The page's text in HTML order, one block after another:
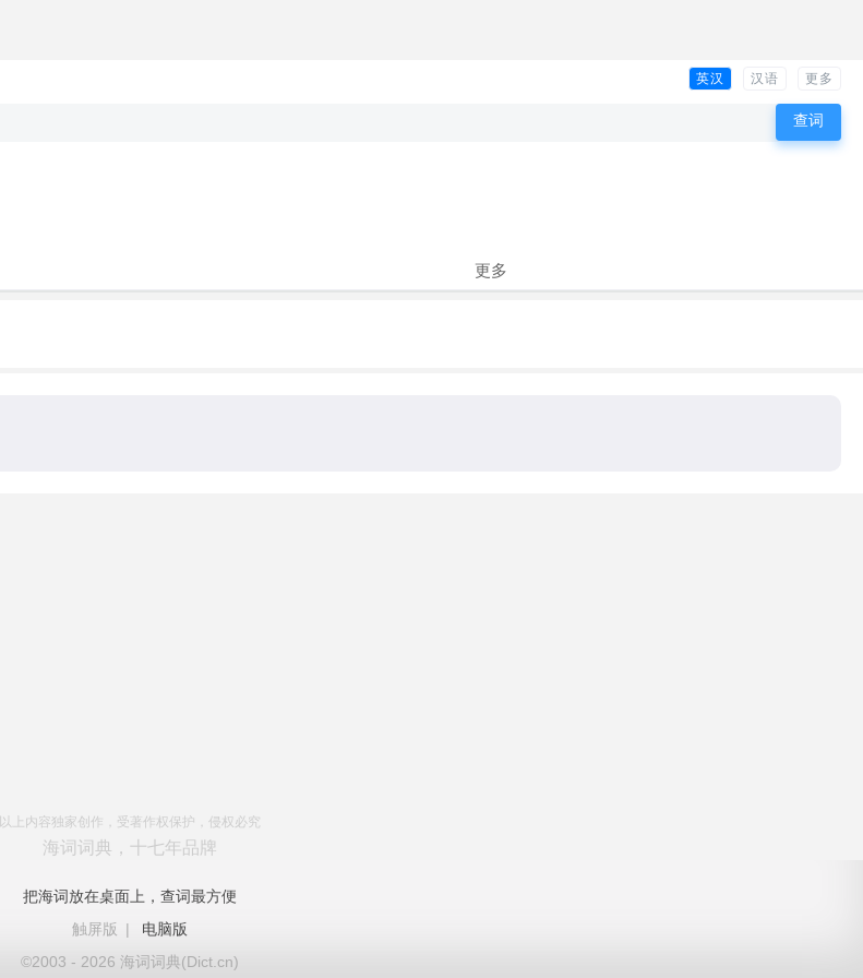
英汉 汉语 更多
更多
以上内容独家创作，受著作权保护，侵权必究
海词词典，十七年品牌
把海词放在桌面上，查词最方便
触屏版
|
电脑版
©2003 - 2026 海词词典(Dict.cn)